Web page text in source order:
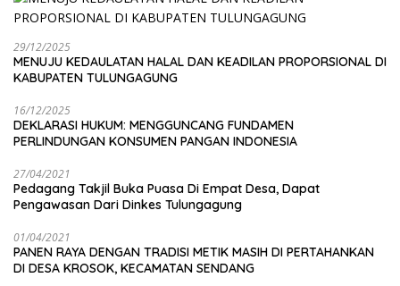
29/12/2025
MENUJU KEDAULATAN HALAL DAN KEADILAN PROPORSIONAL DI
KABUPATEN TULUNGAGUNG
16/12/2025
DEKLARASI HUKUM: MENGGUNCANG FUNDAMEN
PERLINDUNGAN KONSUMEN PANGAN INDONESIA
27/04/2021
Pedagang Takjil Buka Puasa Di Empat Desa, Dapat
Pengawasan Dari Dinkes Tulungagung
01/04/2021
PANEN RAYA DENGAN TRADISI METIK MASIH DI PERTAHANKAN
DI DESA KROSOK, KECAMATAN SENDANG